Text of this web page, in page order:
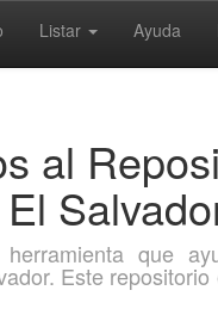
Listar Ayuda
al
que
Este